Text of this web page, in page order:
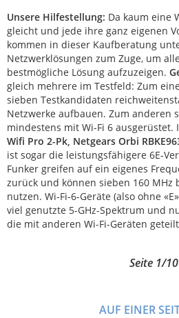
Unsere Hilfestellung: Da kaum eine
gleicht und jede ihre ganz eigenen
kommen in dieser Kaufberatung
Netzwerklösungen zum Zuge, um
bestmögliche Lösung aufzuzeigen.
gleich mehrere im Testfeld: Zum
sieben Testkandidaten
Netzwerke aufbauen. Zum anderen
mindestens mit Wi-Fi 6 ausgerüstet.
Wifi Pro 2-Pk, Netgears Orbi
ist sogar die leistungsfähigere 6E-
Funker greifen auf ein eigenes
zurück und können sieben 160 MHz
nutzen. Wi-Fi-6-Geräte (also ohne
viel genutzte 5-GHz-Spektrum und
die mit anderen Wi-Fi-Geräten
Seite 1/10
AUF EINER